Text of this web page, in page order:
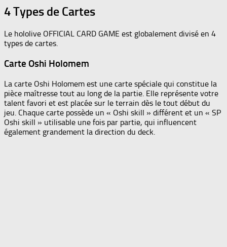
4 Types de Cartes
Le hololive OFFICIAL CARD GAME est globalement divisé en 4
types de cartes.
Carte Oshi Holomem
La carte Oshi Holomem est une carte spéciale qui constitue la
pièce maîtresse tout au long de la partie. Elle représente votre
talent favori et est placée sur le terrain dès le tout début du
jeu. Chaque carte possède un « Oshi skill » différent et un « SP
Oshi skill » utilisable une fois par partie, qui influencent
également grandement la direction du deck.